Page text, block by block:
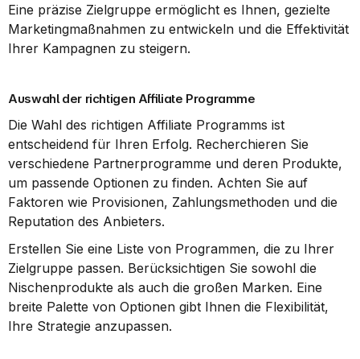
Eine präzise Zielgruppe ermöglicht es Ihnen, gezielte
Marketingmaßnahmen zu entwickeln und die Effektivität
Ihrer Kampagnen zu steigern.
Auswahl der richtigen Affiliate Programme
Die Wahl des richtigen Affiliate Programms ist
entscheidend für Ihren Erfolg. Recherchieren Sie
verschiedene Partnerprogramme und deren Produkte,
um passende Optionen zu finden. Achten Sie auf
Faktoren wie Provisionen, Zahlungsmethoden und die
Reputation des Anbieters.
Erstellen Sie eine Liste von Programmen, die zu Ihrer
Zielgruppe passen. Berücksichtigen Sie sowohl die
Nischenprodukte als auch die großen Marken. Eine
breite Palette von Optionen gibt Ihnen die Flexibilität,
Ihre Strategie anzupassen.